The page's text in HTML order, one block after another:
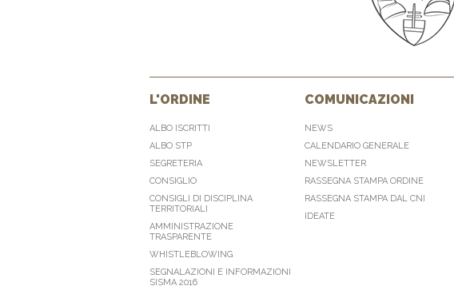
L'ORDINE
ALBO ISCRITTI
ALBO STP
SEGRETERIA
CONSIGLIO
CONSIGLI DI DISCIPLINA
TERRITORIALI
AMMINISTRAZIONE
TRASPARENTE
WHISTLEBLOWING
SEGNALAZIONI E INFORMAZIONI
SISMA 2016
COMUNICAZIONI
NEWS
CALENDARIO GENERALE
NEWSLETTER
RASSEGNA STAMPA ORDINE
RASSEGNA STAMPA DAL CNI
IDEATE